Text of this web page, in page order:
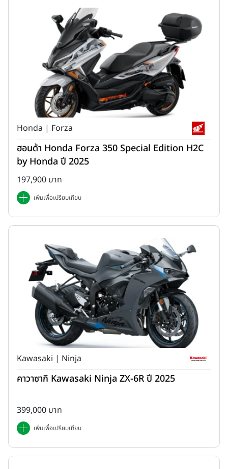
Honda | Forza
ฮอนด้า Honda Forza 350 Special Edition H2C
by Honda ปี 2025
197,900 บาท
เพิ่มเพื่อเปรียบเทียบ
Kawasaki | Ninja
คาวาซากิ Kawasaki Ninja ZX-6R ปี 2025
399,000 บาท
เพิ่มเพื่อเปรียบเทียบ